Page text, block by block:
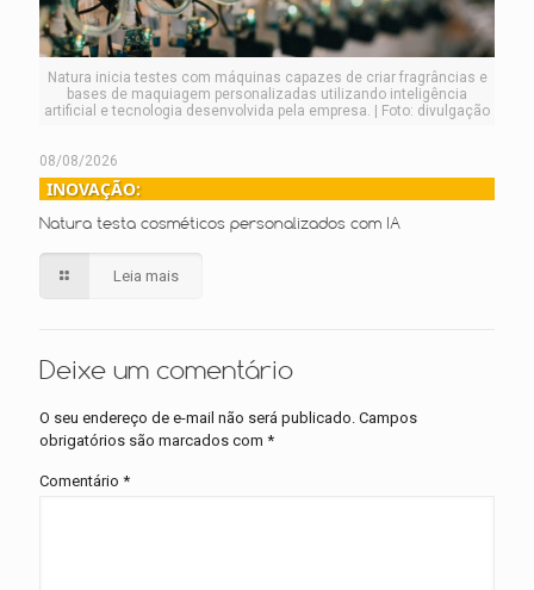
Natura inicia testes com máquinas capazes de criar fragrâncias e
bases de maquiagem personalizadas utilizando inteligência
artificial e tecnologia desenvolvida pela empresa. | Foto: divulgação
08/08/2026
INOVAÇÃO:
Natura testa cosméticos personalizados com IA
Leia mais
Deixe um comentário
O seu endereço de e-mail não será publicado. Campos
obrigatórios são marcados com *
Comentário *